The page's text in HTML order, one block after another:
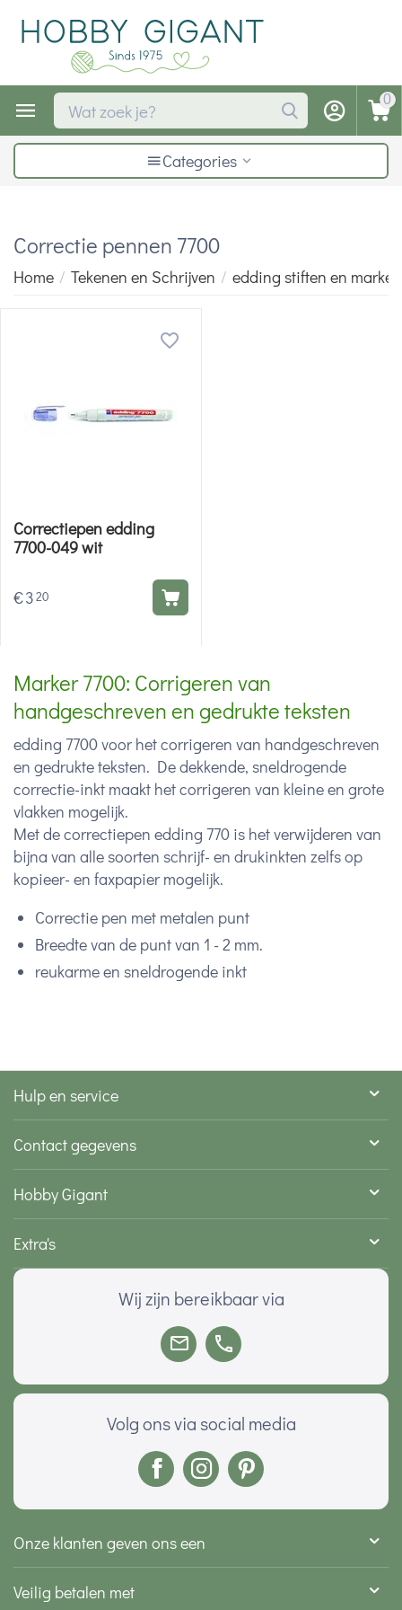
0
Categories
Correctie pennen 7700
Home / Tekenen en Schrijven / edding stiften en
Marker 7700: Corrigeren van
handgeschreven en gedrukte teksten
edding 7700 voor het corrigeren van handgeschreven
en gedrukte teksten. De dekkende, sneldrogende
correctie-inkt maakt het corrigeren van kleine en grote
vlakken mogelijk.
Met de correctiepen edding 770 is het verwijderen van
bijna van alle soorten schrijf- en drukinkten zelfs op
kopieer- en faxpapier mogelijk.
Correctie pen met metalen punt
Breedte van de punt van 1 - 2 mm.
reukarme en sneldrogende inkt
Correctiepen edding
7700-049 wit
€320
Hulp en service
Contact gegevens
Hobby Gigant
Extra's
Wij zijn bereikbaar via
Volg ons via social media
Onze klanten geven ons een
Veilig betalen met